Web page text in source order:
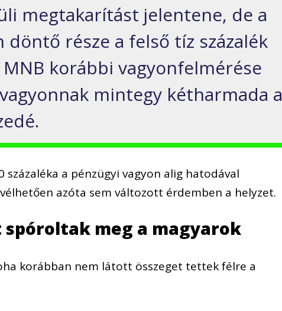
megtakarítást jelentene, de a
döntő része a felső tíz százalék
MNB korábbi vagyonfelmérése
mintegy kétharmada a
százaléka a pénzügyi vagyon alig hatodával
azóta sem változott érdemben a helyzet.
spóroltak meg a magyarok
korábban nem látott összeget tettek félre a